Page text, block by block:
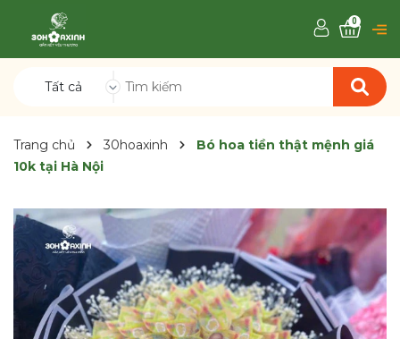
Tất cả
0
Trang chủ 30hoaxinh
Bó hoa tiền thật mệnh giá
10k tại Hà Nội